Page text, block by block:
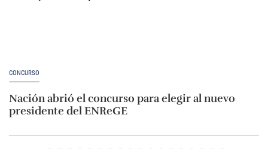
CONCURSO
Nación abrió el concurso para elegir al nuevo
presidente del ENReGE